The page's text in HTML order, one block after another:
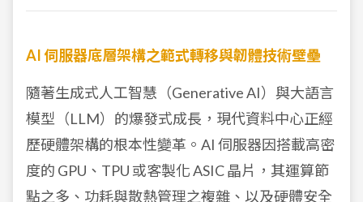
AI伺服器底層架構之範式轉移與韌體技術壁壘
隨著生成式人工智慧（Generative AI）與大語言
模型（LLM）的爆發式成長，現代資料中心正經
歷硬體架構的根本性變革。AI 伺服器因搭載高密
度的 GPU、TPU 或客製化 ASIC 晶片，其運算節
點之多、功耗與散熱管理之複雜、以及硬體安全